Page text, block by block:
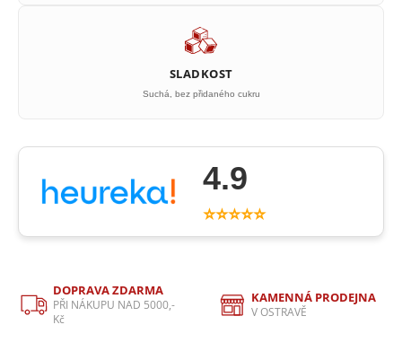
SLADKOST
Suchá, bez přidaného cukru
4.9
⭐⭐⭐⭐⭐
DOPRAVA ZDARMA
PŘI NÁKUPU NAD 5000,-
Kč
KAMENNÁ PRODEJNA
V OSTRAVĚ